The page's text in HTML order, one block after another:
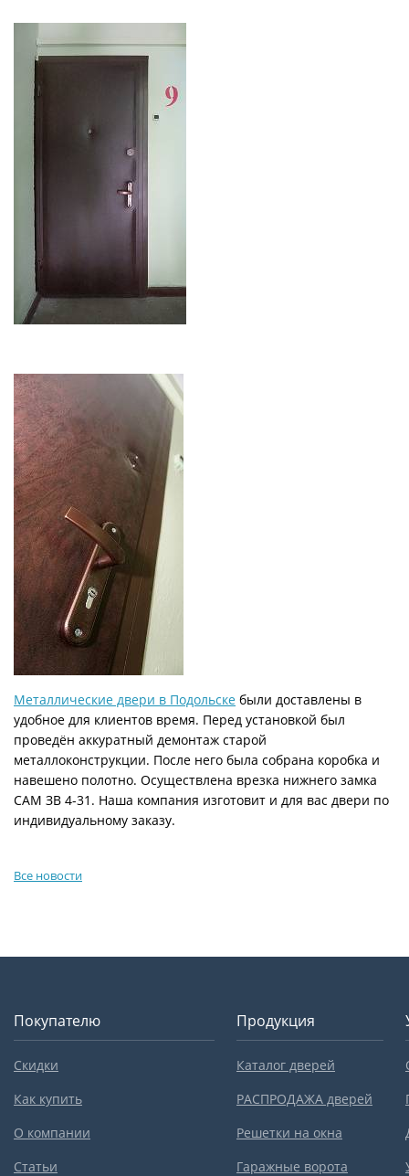
Металлические двери в Подольске были доставлены в
удобное для клиентов время. Перед установкой был
проведён аккуратный демонтаж старой
металлоконструкции. После него была собрана коробка и
навешено полотно. Осуществлена врезка нижнего замка
САМ ЗВ 4-31. Наша компания изготовит и для вас двери по
индивидуальному заказу.
Все новости
Покупателю
Скидки
Как купить
О компании
Статьи
Продукция
Каталог дверей
РАСПРОДАЖА дверей
Решетки на окна
Гаражные ворота